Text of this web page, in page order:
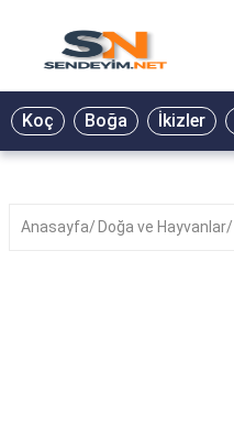
BİYOGRAFİ
GALERİ
Koç Boğa İkizler
Anasayfa Doğa ve Hayvanlar